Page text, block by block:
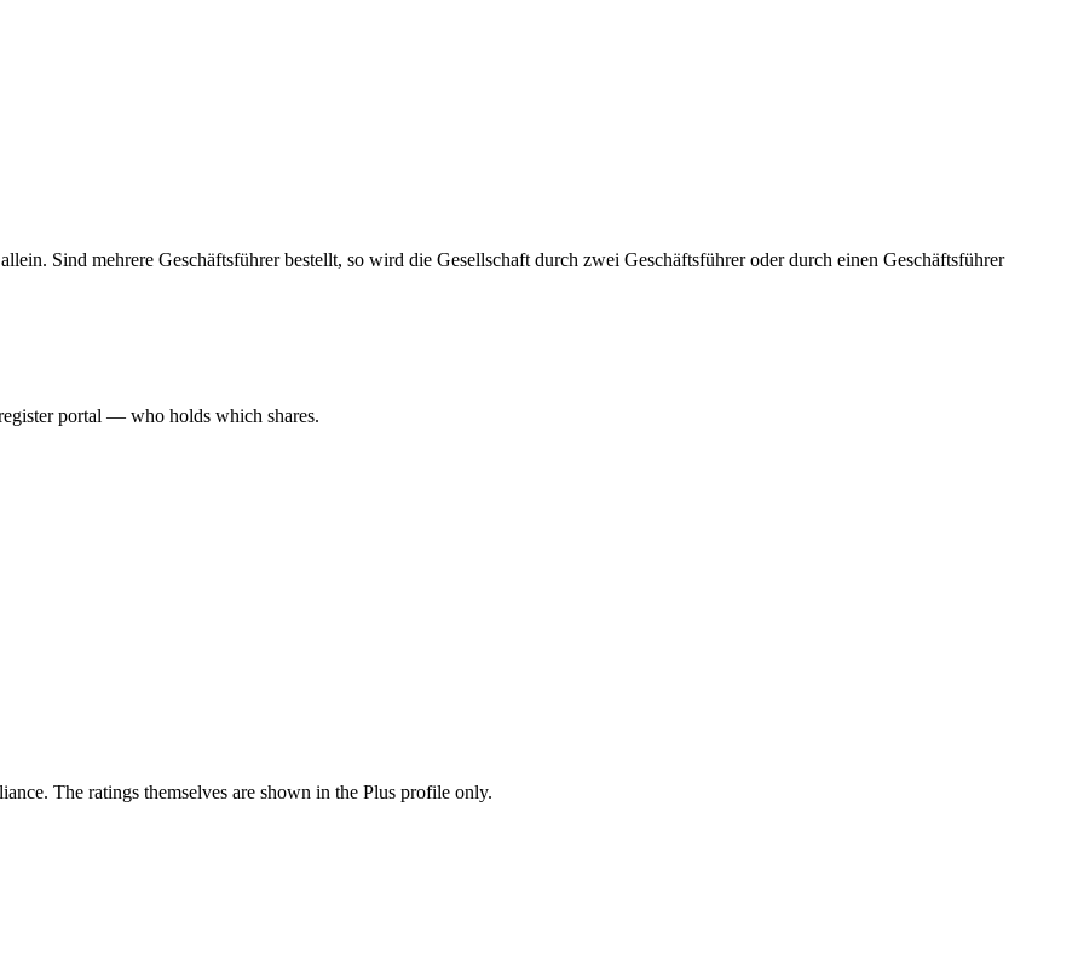
Sind mehrere Geschäftsführer bestellt, so wird die Gesellschaft durch zwei Geschäftsführer oder durch einen Geschäftsführer
portal — who holds which shares.
The ratings themselves are shown in the Plus profile only.